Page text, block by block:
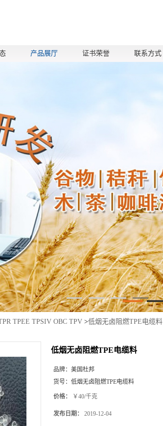
产品展厅 证书荣誉 联系方式
TPEE TPSIV OBC TPV >低烟无卤阻燃TPE电缆料
低烟无卤阻燃TPE电缆料
品牌： 美国杜邦
货号： 低烟无卤阻燃TPE电缆料
价格： ￥40/千克
发布日期： 2019-12-04